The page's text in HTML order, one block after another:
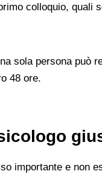
colloquio, quali
sola persona può
48 ore.
importante e non